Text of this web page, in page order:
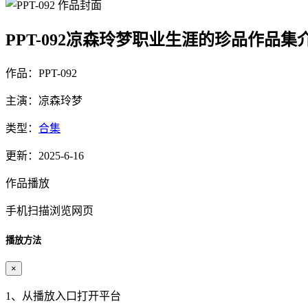
PPT-092凉森玲梦职业生涯的珍品作品集
作品：PPT-092
主演：凉森玲梦
类型： 合集
更新：2025-6-16
作品播放
手机扫描浏览网页
播放方法
×
1、从播放入口打开平台